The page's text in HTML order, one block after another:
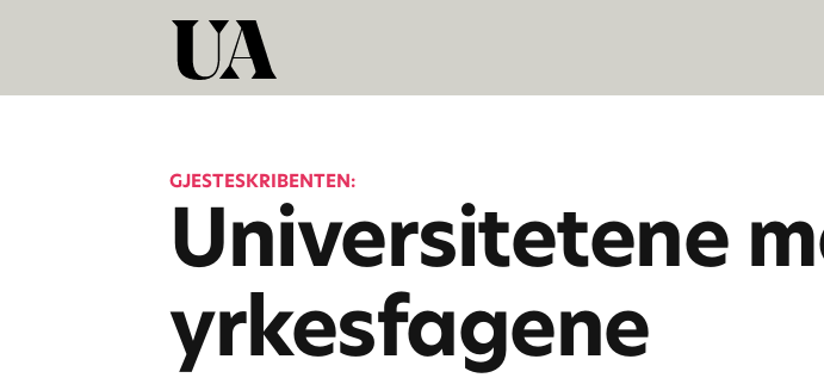
GJESTESKRIBENTEN:
Universitetene
yrkesfagene